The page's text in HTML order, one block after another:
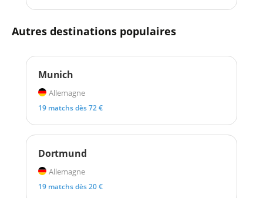
Autres destinations populaires
Munich
Allemagne
19 matchs dès 72 €
Dortmund
Allemagne
19 matchs dès 20 €